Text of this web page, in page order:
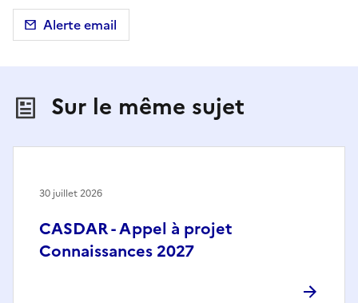
Alerte email
Sur le même sujet
CASDAR - Appel à projet
Connaissances 2027
30 juillet 2026